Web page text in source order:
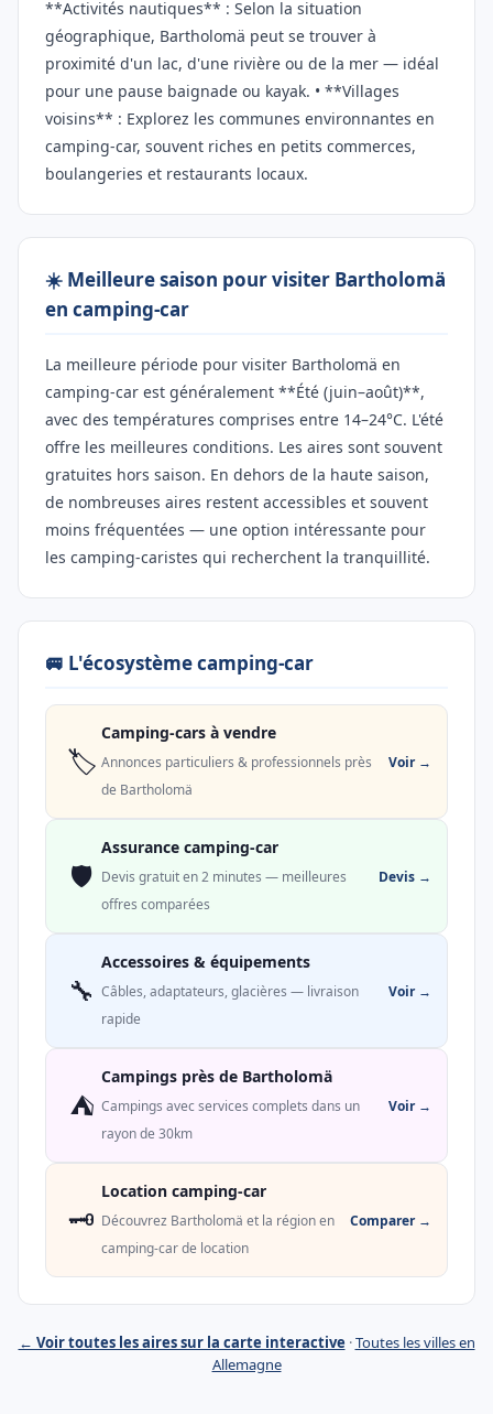
**Activités nautiques** : Selon la situation
géographique, Bartholomä peut se trouver à
proximité d'un lac, d'une rivière ou de la mer — idéal
pour une pause baignade ou kayak. • **Villages
voisins** : Explorez les communes environnantes en
camping-car, souvent riches en petits commerces,
boulangeries et restaurants locaux.
☀️ Meilleure saison pour visiter Bartholomä
en camping-car
La meilleure période pour visiter Bartholomä en
camping-car est généralement **Été (juin–août)**,
avec des températures comprises entre 14–24°C. L'été
offre les meilleures conditions. Les aires sont souvent
gratuites hors saison. En dehors de la haute saison,
de nombreuses aires restent accessibles et souvent
moins fréquentées — une option intéressante pour
les camping-caristes qui recherchent la tranquillité.
🚐 L'écosystème camping-car
🏷️
Camping-cars à vendre
Annonces particuliers & professionnels près
de Bartholomä
Voir →
🛡️
Assurance camping-car
Devis gratuit en 2 minutes — meilleures
offres comparées
Devis →
🔧
Accessoires & équipements
Câbles, adaptateurs, glacières — livraison
rapide
Voir →
⛺
Campings près de Bartholomä
Campings avec services complets dans un
rayon de 30km
Voir →
🗝️
Location camping-car
Découvrez Bartholomä et la région en
camping-car de location
Comparer →
← Voir toutes les aires sur la carte interactive ·Toutes les villes en
Allemagne